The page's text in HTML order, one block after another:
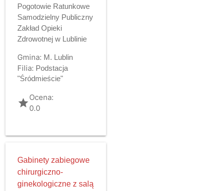
Pogotowie Ratunkowe
Samodzielny Publiczny
Zakład Opieki
Zdrowotnej w Lublinie
Gmina: M. Lublin
Filia: Podstacja
"Śródmieście"
gradeOcena:
0.0
Gabinety zabiegowe
chirurgiczno-
ginekologiczne z salą